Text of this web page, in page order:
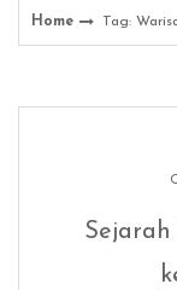
Home Tag:
Sejarah